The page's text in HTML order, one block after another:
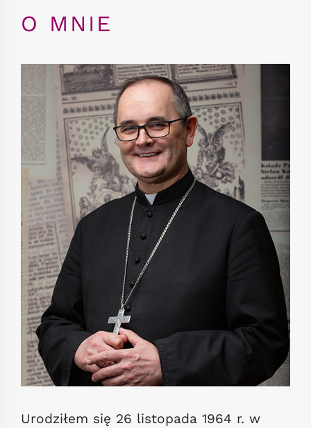
O MNIE
Urodziłem się 26 listopada 1964 r. w